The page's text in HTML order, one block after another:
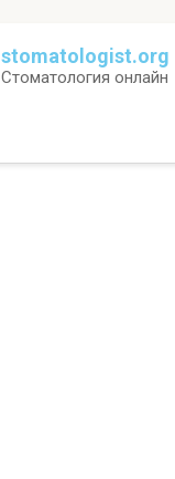
stomatologist.org
Стоматология онлайн